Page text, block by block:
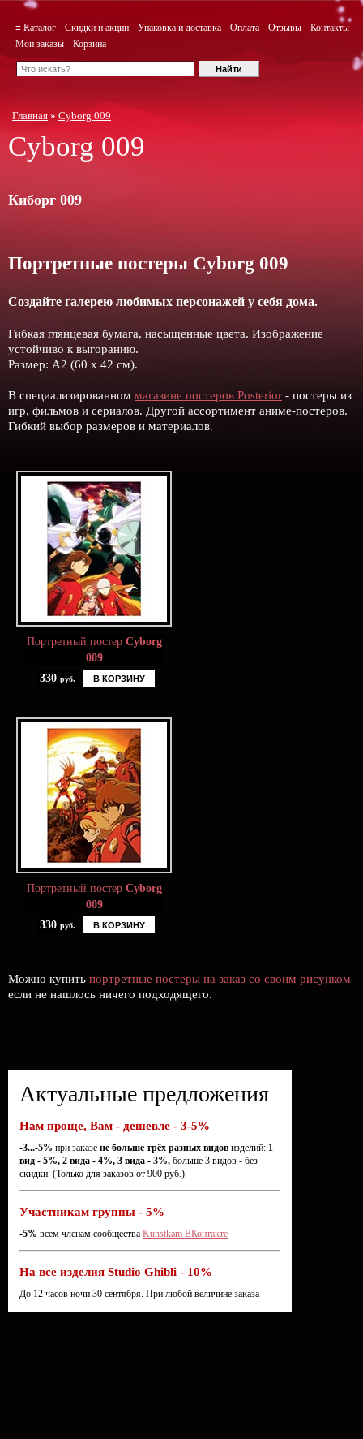
≡ Каталог Скидки и акции Упаковка и доставка Оплата Отзывы
Контакты
Мои заказы
Корзина
Главная » Cyborg 009
Cyborg 009
Киборг 009
Портретные постеры Cyborg 009
Создайте галерею любимых персонажей у себя дома.
Гибкая глянцевая бумага, насыщенные цвета. Изображение
устойчиво к выгоранию.
Размер: А2 (60 х 42 см).
В специализированном магазине постеров Posterior - постеры из
игр, фильмов и сериалов. Другой ассортимент аниме-постеров.
Гибкий выбор размеров и материалов.
Портретный постер Cyborg
009
330 руб. В КОРЗИНУ
Портретный постер Cyborg
009
330 руб. В КОРЗИНУ
Можно купить портретные постеры на заказ со своим рисунком
если не нашлось ничего подходящего.
Актуальные предложения
Нам проще, Вам - дешевле - 3-5%
-3...-5% при заказе не больше трёх разных видов изделий: 1
вид - 5%, 2 вида - 4%, 3 вида - 3%, больше 3 видов - без
скидки. (Только для заказов от 900 руб.)
Участникам группы - 5%
-5% всем членам сообщества Kunstkam ВКонтакте
На все изделия Studio Ghibli - 10%
До 12 часов ночи 30 сентября. При любой величине заказа